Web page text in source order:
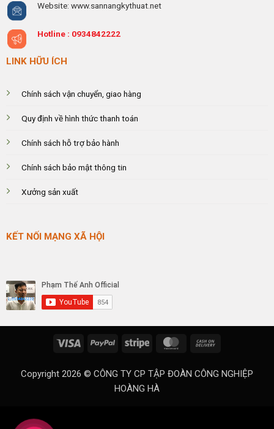
Website: www.sannangkythuat.net
Hotline : 0934842222
LINK HỮU ÍCH
Chính sách vận chuyển, giao hàng
Quy định về hình thức thanh toán
Chính sách hỗ trợ bảo hành
Chính sách bảo mật thông tin
Xưởng sản xuất
KẾT NỐI MẠNG XÃ HỘI
Visa PayPal Stripe MasterCard
Delivery
Copyright 2026 © CÔNG TY CP TẬP ĐOÀN CÔNG NGHIỆP
HOÀNG HÀ